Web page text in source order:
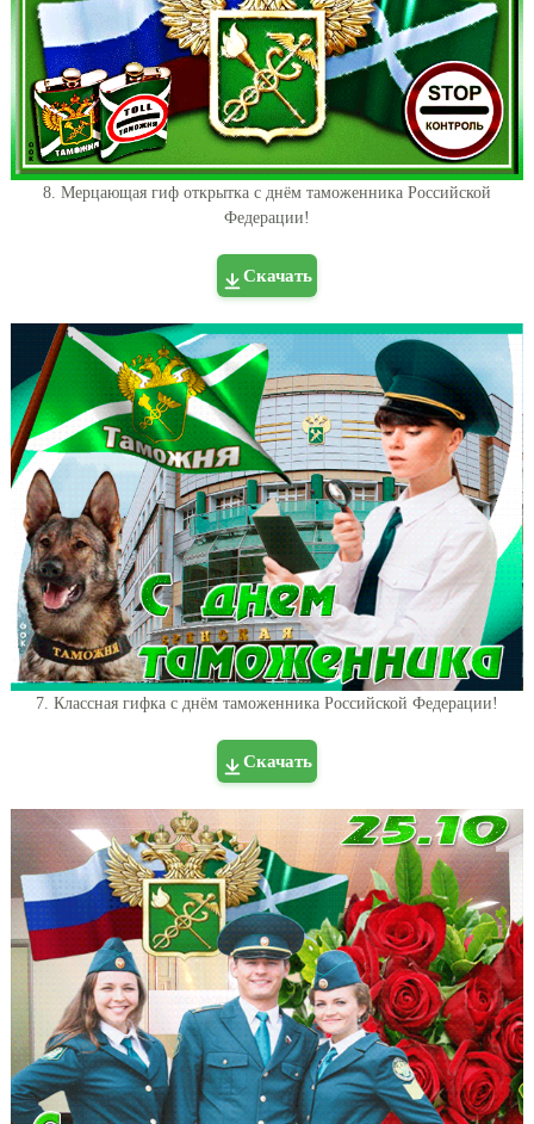
8. Мерцающая гиф открытка с днём таможенника Российской
Федерации!
Скачать
7. Классная гифка с днём таможенника Российской Федерации!
Скачать